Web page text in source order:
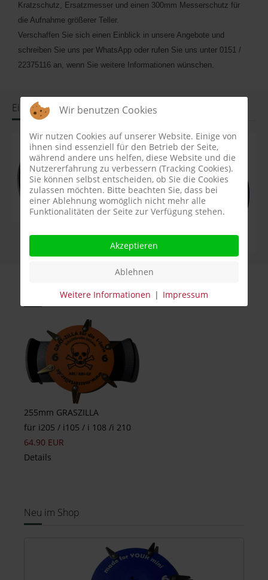
Kratzschutz, Ersatzmesser und einen 300mm Messerschutz für
die Aufnahme größerer Teller.
Verschaffen Sie sich einen Einblick in unsere Angebote und
schreiben Sie uns per WhatsApp oder rufen Sie uns unter 0151 /
22375116 an, wenn Sie weitere Informationen wünschen.
Einige Produkte aus der Messertellerfamilie
Am Beliebtesten
255mm GRASZILLA
für i205 / i105 / i 108 /i 210
64.90 EUR
Details
Neu im Shop
Wir benutzen Cookies
Wir nutzen Cookies auf unserer Website. Einige von
ihnen sind essenziell für den Betrieb der Seite,
während andere uns helfen, diese Website und die
Nutzererfahrung zu verbessern (Tracking Cookies).
Sie können selbst entscheiden, ob Sie die Cookies
zulassen möchten. Bitte beachten Sie, dass bei
einer Ablehnung womöglich nicht mehr alle
Funktionalitäten der Seite zur Verfügung stehen.
Akzeptieren
Ablehnen
Weitere Informationen | Impressum